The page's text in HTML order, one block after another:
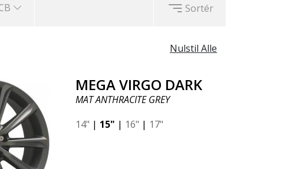
Sortér
Nulstil Alle
MEGA VIRGO DARK
MAT ANTHRACITE GREY
14" | 15" | 16" | 17"